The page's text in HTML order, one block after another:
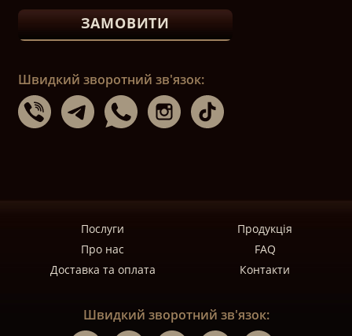
ЗАМОВИТИ
Швидкий зворотний зв'язок:
Послуги
Продукція
Про нас
FAQ
Доставка та оплата
Контакти
Швидкий зворотний зв'язок: